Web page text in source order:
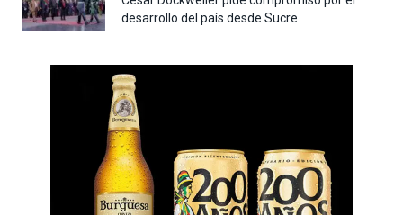
desarrollo del país desde Sucre